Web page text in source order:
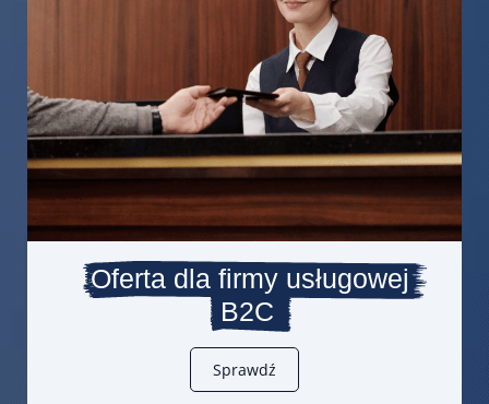
Oferta dla firmy usługowej
B2C
Sprawdź